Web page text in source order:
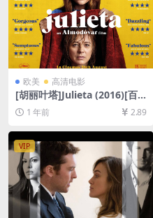
欧美 高清电影
[胡丽叶塔]Julieta (2016)[百
度网盘+夸克网盘1080P超清
未删减资源][网盘在线播放/下
载][MP4/6.5GB][中文字幕]
1 年前 2.89
VIP